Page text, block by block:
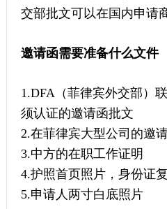
交部批文可以在国内申请
邀请函需要准备什么文件
1.DFA（菲律宾外交部）
须认证的邀请函批文
2.在菲律宾大型公司的邀
3.中方的在职工作证明
4.护照首页照片，身份证
5.申请人两寸白底照片